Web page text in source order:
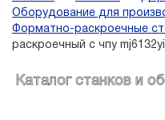
Оборудование для
Форматно-раскроечные
раскроечный с чпу
Каталог станков и